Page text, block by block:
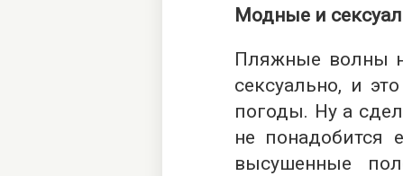
Модные и
Пляжные волны
сексуально, и
погоды. Ну а
не понадобится
высушенные